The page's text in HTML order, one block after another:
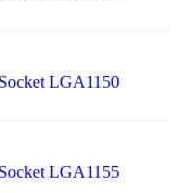
LGA1150
LGA1155